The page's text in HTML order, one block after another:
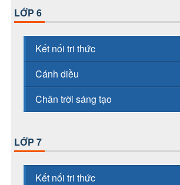
LỚP 6
Kết nối tri thức
Cánh diều
Chân trời sáng tạo
LỚP 7
Kết nối tri thức